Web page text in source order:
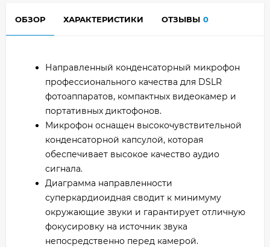
ОБЗОР ХАРАКТЕРИСТИКИ ОТЗЫВЫ 0
Направленный конденсаторный микрофон
профессионального качества для DSLR
фотоаппаратов, компактных видеокамер и
портативных диктофонов.
Микрофон оснащен высокочувствительной
конденсаторной капсулой, которая
обеспечивает высокое качество аудио
сигнала.
Диаграмма направленности
суперкардиоидная сводит к минимуму
окружающие звуки и гарантирует отличную
фокусировку на источник звука
непосредственно перед камерой.